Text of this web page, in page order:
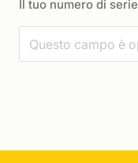
Il tuo numero di serie